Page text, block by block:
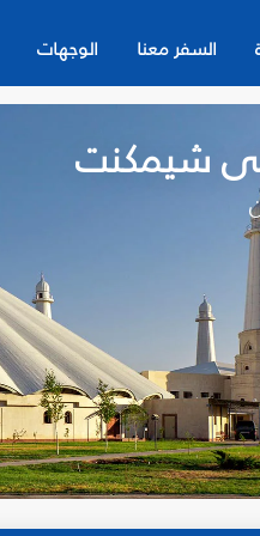
السفر معنا الوجهات
شيمكنت